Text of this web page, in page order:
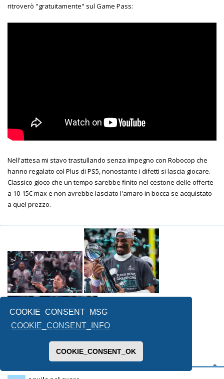
COOKIE_CONSENT_MSG
COOKIE_CONSENT_INFO
COOKIE_CONSENT_OK
ritroverò "gratuitamente" sul Game Pass:
Nell'attesa mi stavo trastullando senza impegno con Robocop che
hanno regalato col Plus di PS5, nonostante i difetti si lascia giocare.
Classico gioco che un tempo sarebbe finito nel cestone delle offerte
a 10-15€ max e non avrebbe lasciato l'amaro in bocca se acquistato
a quel prezzo.